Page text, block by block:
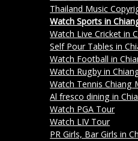
Thailand Music
Watch Sports in
Watch Live Cricket in
Self Pour Tables in
Watch Football in
Watch Rugby in
Watch Tennis Chiang
Al fresco dining in
Watch PGA Tour
Watch LIV Tour
PR Girls, Bar Girls in